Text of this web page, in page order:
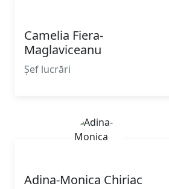
Camelia Fiera-
Maglaviceanu
Șef lucrări
Adina-Monica Chiriac